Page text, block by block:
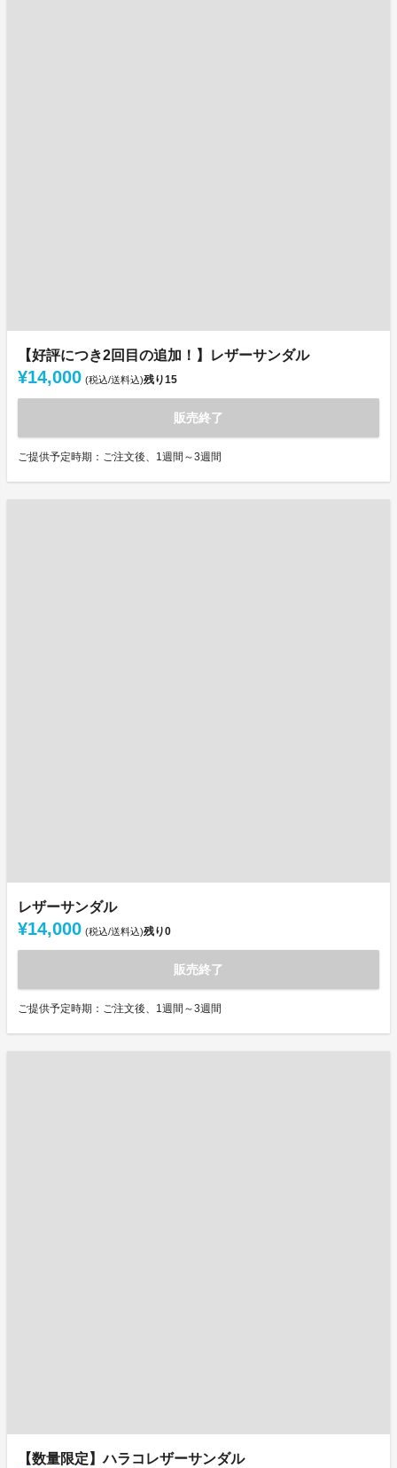
【好評につき2回目の追加！】レザーサンダル
¥14,000 (税込/送料込)残り15
販売終了
ご提供予定時期：ご注文後、1週間～3週間
レザーサンダル
¥14,000 (税込/送料込)残り0
販売終了
ご提供予定時期：ご注文後、1週間～3週間
【数量限定】ハラコレザーサンダル